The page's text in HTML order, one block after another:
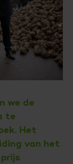
we de
te
Het
van het